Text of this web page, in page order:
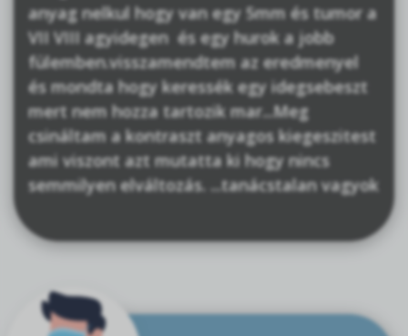
anyag nelkul hogy van egy 5mm és tumor a
VII VIII agyidegen és egy hurok a jobb
fülemben.visszamendtem az eredmenyel
és mondta hogy keressék egy idegsebeszt
mert nem hozza tartozik mar...Meg
csináltam a kontraszt anyagos kiegeszitest
ami viszont azt mutatta ki hogy nincs
semmilyen elváltozás. ...tanácstalan vagyok